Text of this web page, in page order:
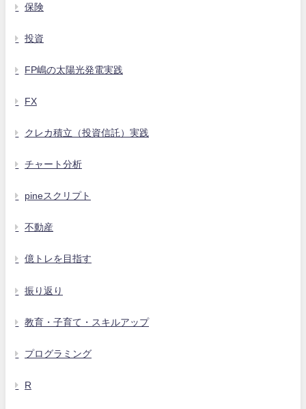
保険
投資
FP嶋の太陽光発電実践
FX
クレカ積立（投資信託）実践
チャート分析
pineスクリプト
不動産
億トレを目指す
振り返り
教育・子育て・スキルアップ
プログラミング
R